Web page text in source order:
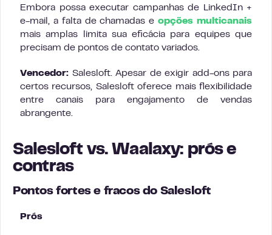
Embora possa executar campanhas de LinkedIn +
e-mail, a falta de chamadas eopções multicanais
mais amplas limita sua eficácia para equipes que
precisam de pontos de contato variados.
Vencedor: Salesloft. Apesar de exigir add-ons para
certos recursos, Salesloft oferece mais flexibilidade
entre canais para engajamento de vendas
abrangente.
Salesloft vs. Waalaxy: prós e
contras
Pontos fortes e fracos do Salesloft
Prós